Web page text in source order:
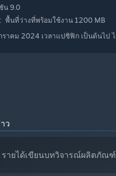
น 9.0
พื้นที่ว่างที่พร้อมใช้งาน 1200 MB
าคม 2024 เวลาแปซิฟิก เป็นต้นไป
ว
รายได้เขียนบทวิจารณ์ผลิตภัณ